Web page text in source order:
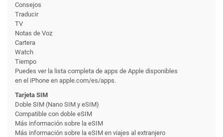
Consejos
Traducir
TV
Notas de Voz
Cartera
Watch
Tiempo
Puedes ver la lista completa de apps de Apple disponibles
en el iPhone en apple.com/es/apps.
Tarjeta SIM
Doble SIM (Nano SIM y eSIM)
Compatible con doble eSIM
Más información sobre la eSIM
Más información sobre la eSIM en viajes al extranjero